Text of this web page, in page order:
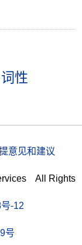
性
见和建议
All Rights
-12
号